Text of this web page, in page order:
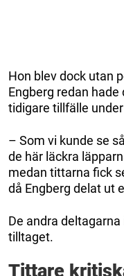
Hon blev dock utan
Engberg redan
tidigare tillfälle
– Som vi kunde se
de här läckra
medan tittarna fick
då Engberg delat ut
De andra
tilltaget.
Tittare